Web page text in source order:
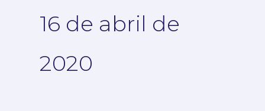
16 de abril de
2020